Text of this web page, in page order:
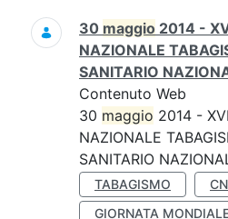
30 maggio 2014 -
NAZIONALE
SANITARIO
Contenuto Web
30 maggio 2014 -
NAZIONALE
SANITARIO
TABAGISMO
GIORNATA